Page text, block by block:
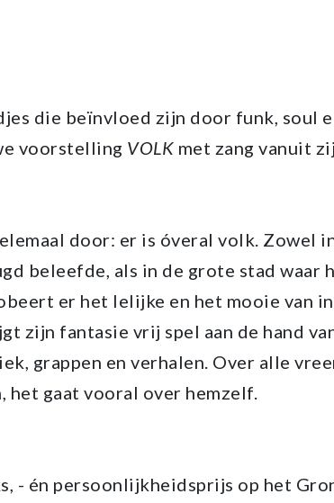
die beïnvloed zijn door funk, soul
voorstelling VOLK met zang vanuit
door: er is óveral volk. Zowel
beleefde, als in de grote stad waar
er het lelijke en het mooie van
zijn fantasie vrij spel aan de hand
grappen en verhalen. Over alle
het gaat vooral over hemzelf.
- én persoonlijkheidsprijs op het